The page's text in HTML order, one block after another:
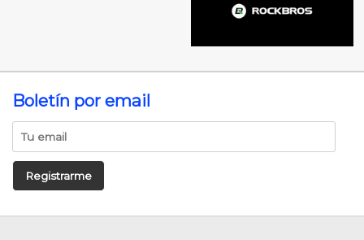
Boletín por email
Registrarme